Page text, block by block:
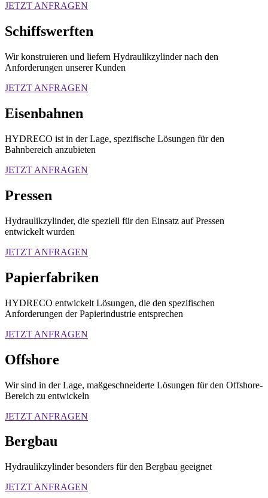
JETZT ANFRAGEN
Schiffswerften
Wir konstruieren und liefern Hydraulikzylinder nach den
Anforderungen unserer Kunden
JETZT ANFRAGEN
Eisenbahnen
HYDRECO ist in der Lage, spezifische Lösungen für den
Bahnbereich anzubieten
JETZT ANFRAGEN
Pressen
Hydraulikzylinder, die speziell für den Einsatz auf Pressen
entwickelt wurden
JETZT ANFRAGEN
Papierfabriken
HYDRECO entwickelt Lösungen, die den spezifischen
Anforderungen der Papierindustrie entsprechen
JETZT ANFRAGEN
Offshore
Wir sind in der Lage, maßgeschneiderte Lösungen für den Offshore-
Bereich zu entwickeln
JETZT ANFRAGEN
Bergbau
Hydraulikzylinder besonders für den Bergbau geeignet
JETZT ANFRAGEN